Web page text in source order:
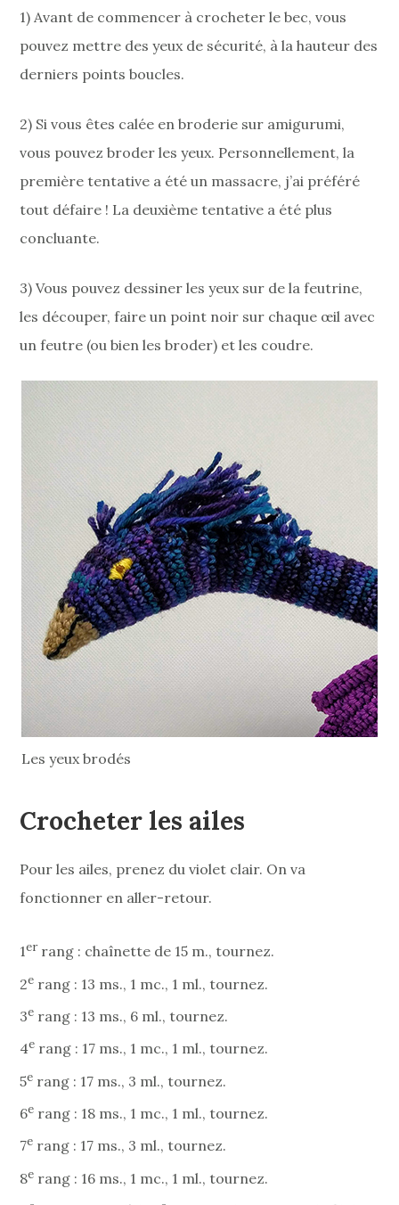
1) Avant de commencer à crocheter le bec, vous
pouvez mettre des yeux de sécurité, à la hauteur des
derniers points boucles.
2) Si vous êtes calée en broderie sur amigurumi,
vous pouvez broder les yeux. Personnellement, la
première tentative a été un massacre, j’ai préféré
tout défaire ! La deuxième tentative a été plus
concluante.
3) Vous pouvez dessiner les yeux sur de la feutrine,
les découper, faire un point noir sur chaque œil avec
un feutre (ou bien les broder) et les coudre.
Les yeux brodés
Crocheter les ailes
Pour les ailes, prenez du violet clair. On va
fonctionner en aller-retour.
1errang : chaînette de 15 m., tournez.
2e rang : 13 ms., 1 mc., 1 ml., tournez.
3e rang : 13 ms., 6 ml., tournez.
4e rang : 17 ms., 1 mc., 1 ml., tournez.
5e rang : 17 ms., 3 ml., tournez.
6e rang : 18 ms., 1 mc., 1 ml., tournez.
7e rang : 17 ms., 3 ml., tournez.
8e rang : 16 ms., 1 mc., 1 ml., tournez.